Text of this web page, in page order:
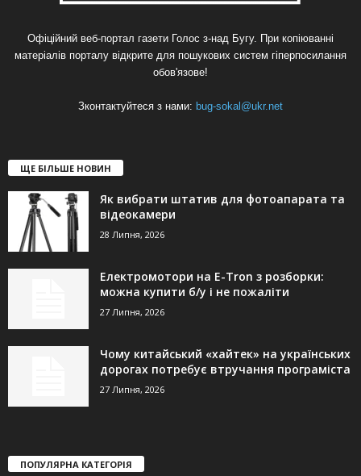
Офіційний веб-портал газети Голос з-над Бугу. При копіюванні
матеріалів порталу відкрите для пошукових систем гіперпосилання
обов'язове!
Зконтактуйтеся з нами: bug-sokal@ukr.net
ЩЕ БІЛЬШЕ НОВИН
Як вибрати штатив для фотоапарата та
відеокамери
28 Липня, 2026
Електромотори на E-Tron з розборки:
можна купити б/у і не пожаліти
27 Липня, 2026
Чому китайський «хайтек» на українських
дорогах потребує втручання програміста
27 Липня, 2026
ПОПУЛЯРНА КАТЕГОРІЯ